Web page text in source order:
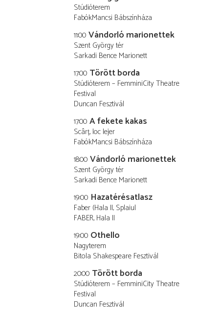
Stúdióterem
FabókMancsi Bábszínháza
11:00 Vándorló marionettek
Szent György tér
Sarkadi Bence Marionett
17:00 Törött borda
Stúdióterem – FemminiCity Theatre
Festival
Duncan Fesztivál
17:00 A fekete kakas
Scârț, loc lejer
FabókMancsi Bábszínháza
18:00 Vándorló marionettek
Szent György tér
Sarkadi Bence Marionett
19:00 Hazatérésatlasz
Faber (Hala II, Splaiul
FABER, Hala II
19:00 Othello
Nagyterem
Bitola Shakespeare Fesztivál
20:00 Törött borda
Stúdióterem – FemminiCity Theatre
Festival
Duncan Fesztivál